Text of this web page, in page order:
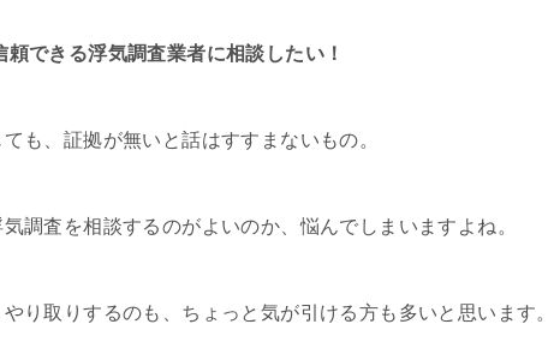
できる浮気調査業者に相談したい！
も、証拠が無いと話はすすまないもの。
調査を相談するのがよいのか、悩んでしまいますよね。
り取りするのも、ちょっと気が引ける方も多いと思います。